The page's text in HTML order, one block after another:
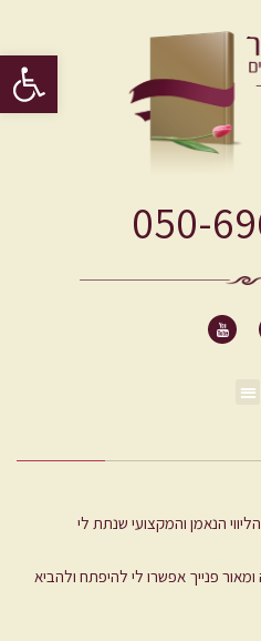
050-
הנאמן והמקצועי שנתת לי
פנייך אפשרו לי להיפתח ולהביא
פתח